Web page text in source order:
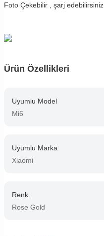
Foto Çekebilir , şarj edebilirsiniz.
Ürün Özellikleri
Uyumlu Model
Mi6
Uyumlu Marka
Xiaomi
Renk
Rose Gold